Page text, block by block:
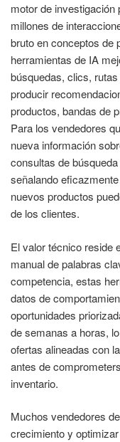
motor de
millones de
bruto en conceptos de
herramientas de IA
búsquedas, clics,
producir
productos, bandas de
Para los vendedores
nueva información
consultas de
señalando
nuevos productos
de los clientes.
El valor técnico reside
manual de palabras
competencia, estas
datos de
oportunidades
de semanas a horas,
ofertas alineadas con
antes de
inventario.
Muchos vendedores
crecimiento y